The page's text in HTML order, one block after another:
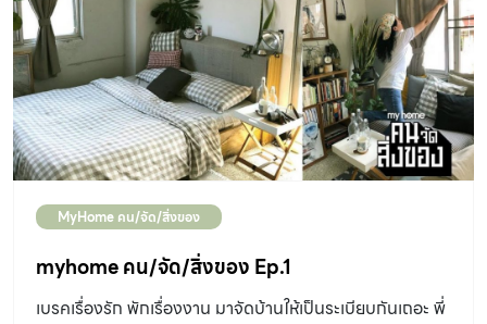
MyHome คน/จัด/สิ่งของ
myhome คน/จัด/สิ่งของ Ep.1
เบรคเรื่องรัก พักเรื่องงาน มาจัดบ้านให้เป็นระเบียบกันเถอะ พี่